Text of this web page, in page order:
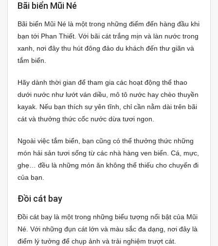
Bãi biển Mũi Né
Bãi biển Mũi Né là một trong những điểm đến hàng đầu khi
bạn tới Phan Thiết. Với bãi cát trắng mịn và làn nước trong
xanh, nơi đây thu hút đông đảo du khách đến thư giãn và
tắm biển.
Hãy dành thời gian để tham gia các hoạt động thể thao
dưới nước như lướt ván diều, mô tô nước hay chèo thuyền
kayak. Nếu bạn thích sự yên tĩnh, chỉ cần nằm dài trên bãi
cát và thưởng thức cốc nước dừa tươi ngon.
Ngoài việc tắm biển, bạn cũng có thể thưởng thức những
món hải sản tươi sống từ các nhà hàng ven biển. Cá, mực,
ghẹ… đều là những món ăn không thể thiếu cho chuyến đi
của bạn.
Đồi cát bay
Đồi cát bay là một trong những biểu tượng nổi bật của Mũi
Né. Với những đụn cát lớn và màu sắc đa dạng, nơi đây là
điểm lý tưởng để chụp ảnh và trải nghiệm trượt cát.